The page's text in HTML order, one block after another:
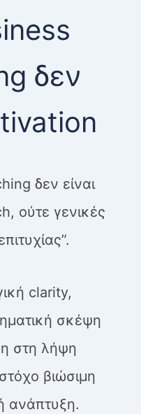
δεν
δεν είναι
ούτε γενικές
clarity,
σκέψη
στη λήψη
βιώσιμη
ανάπτυξη.